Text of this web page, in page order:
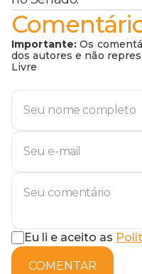
Importante: Os
dos autores e não
Livre
Eu li e aceito as
COMENTAR